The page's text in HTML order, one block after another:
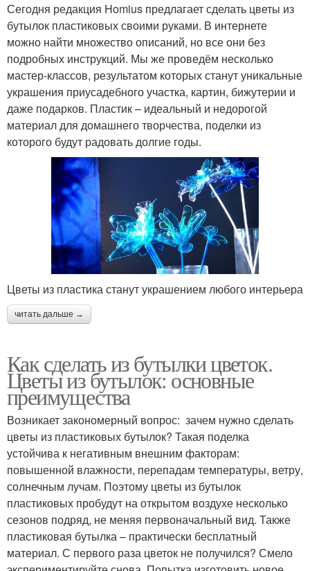
Сегодня редакция Homius предлагает сделать цветы из
бутылок пластиковых своими руками. В интернете
можно найти множество описаний, но все они без
подробных инструкций. Мы же проведём несколько
мастер-классов, результатом которых станут уникальные
украшения приусадебного участка, картин, бижутерии и
даже подарков. Пластик – идеальный и недорогой
материал для домашнего творчества, поделки из
которого будут радовать долгие годы.
Цветы из пластика станут украшением любого интерьера
читать дальше →
Как сделать из бутылки цветок.
Цветы из бутылок: основные
преимущества
Возникает закономерный вопрос: зачем нужно сделать
цветы из пластиковых бутылок? Такая поделка
устойчива к негативным внешним факторам:
повышенной влажности, перепадам температуры, ветру,
солнечным лучам. Поэтому цветы из бутылок
пластиковых пробудут на открытом воздухе несколько
сезонов подряд, не меняя первоначальный вид. Также
пластиковая бутылка – практически бесплатный
материал. С первого раза цветок не получился? Смело